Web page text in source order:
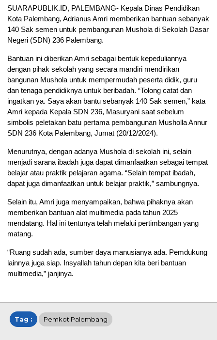
SUARAPUBLIK.ID, PALEMBANG- Kepala Dinas Pendidikan
Kota Palembang, Adrianus Amri memberikan bantuan sebanyak
140 Sak semen untuk pembangunan Mushola di Sekolah Dasar
Negeri (SDN) 236 Palembang.
Bantuan ini diberikan Amri sebagai bentuk kepeduliannya
dengan pihak sekolah yang secara mandiri mendirikan
bangunan Mushola untuk mempermudah peserta didik, guru
dan tenaga pendidiknya untuk beribadah. “Tolong catat dan
ingatkan ya. Saya akan bantu sebanyak 140 Sak semen,” kata
Amri kepada Kepala SDN 236, Masuryani saat sebelum
simbolis peletakan batu pertama pembangunan Musholla Annur
SDN 236 Kota Palembang, Jumat (20/12/2024).
Menurutnya, dengan adanya Mushola di sekolah ini, selain
menjadi sarana ibadah juga dapat dimanfaatkan sebagai tempat
belajar atau praktik pelajaran agama. “Selain tempat ibadah,
dapat juga dimanfaatkan untuk belajar praktik,” sambungnya.
Selain itu, Amri juga menyampaikan, bahwa pihaknya akan
memberikan bantuan alat multimedia pada tahun 2025
mendatang. Hal ini tentunya telah melalui pertimbangan yang
matang.
“Ruang sudah ada, sumber daya manusianya ada. Pemdukung
lainnya juga siap. Insyallah tahun depan kita beri bantuan
multimedia,” janjinya.
Tag : Pemkot Palembang